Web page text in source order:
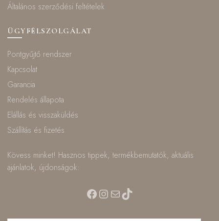
Általános szerződési feltételek
ÜGYFÉLSZOLGÁLAT
Pontgyűjtő rendszer
Kapcsolat
Garancia
Rendelés állapota
Elállás és visszaküldés
Szállítás és fizetés
Kövess minket! Hasznos tippek, termékbemutatók, aktuális
ajánlatok, újdonságok:
Facebook
Instagram
MailTikTok